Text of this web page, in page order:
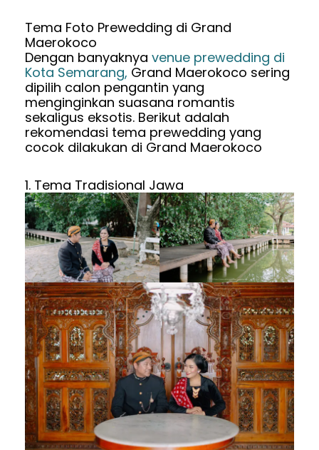
Tema Foto Prewedding di Grand
Maerokoco
Dengan banyaknya venue prewedding di
Kota Semarang, Grand Maerokoco sering
dipilih calon pengantin yang
menginginkan suasana romantis
sekaligus eksotis. Berikut adalah
rekomendasi tema prewedding yang
cocok dilakukan di Grand Maerokoco
1. Tema Tradisional Jawa